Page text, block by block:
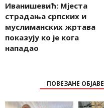
Иванишевић: Мјеста
страдања српских и
муслиманских жртава
показују ко је кога
нападао
ПОВЕЗАНЕ ОБЈАВЕ